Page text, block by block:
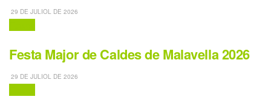
29 DE JULIOL DE 2026
Festa Major de Caldes de Malavella 2026
29 DE JULIOL DE 2026